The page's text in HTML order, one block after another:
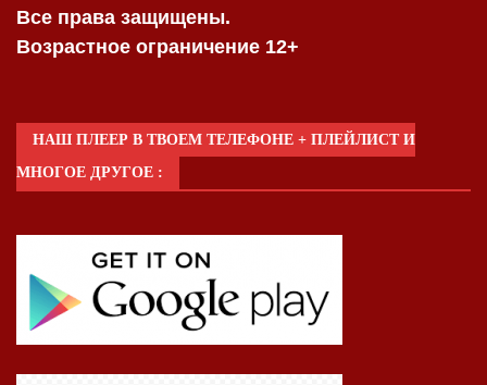
Все права защищены.
Возрастное ограничение 12+
НАШ ПЛЕЕР В ТВОЕМ ТЕЛЕФОНЕ + ПЛЕЙЛИСТ И
МНОГОЕ ДРУГОЕ :